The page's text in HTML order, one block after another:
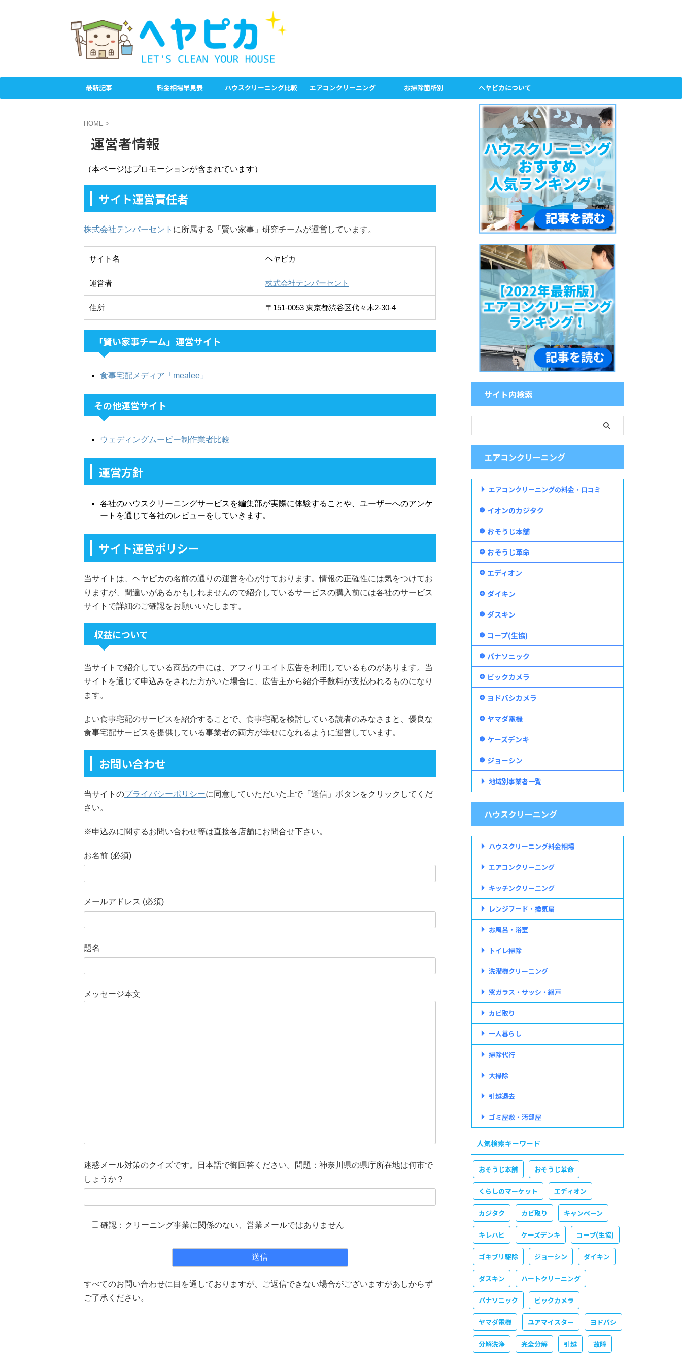
最新記事 料金相場早見表 ハウスクリーニング比較 エアコンクリーニング お掃除箇所別 ヘヤピカについて
HOME >
運営者情報
（本ページはプロモーションが含まれています）
サイト運営責任者
株式会社テンパーセント に所属する「賢い家事」研究チームが運営しています。
サイト名 ヘヤピカ
運営者 株式会社テンパーセント
住所 〒151-0053 東京都渋谷区代々木2-30-4
「賢い家事チーム」運営サイト
食事宅配メディア「mealee」
その他運営サイト
ウェディングムービー制作業者比較
運営方針
各社のハウスクリーニングサービスを編集部が実際に体験することや、ユーザーへのアンケ
ートを通じて各社のレビューをしていきます。
サイト運営ポリシー
当サイトは、ヘヤピカの名前の通りの運営を心がけております。情報の正確性には気をつけてお
りますが、間違いがあるかもしれませんので紹介しているサービスの購入前には各社のサービス
サイトで詳細のご確認をお願いいたします。
収益について
当サイトで紹介している商品の中には、アフィリエイト広告を利用しているものがあります。当
サイトを通じて申込みをされた方がいた場合に、広告主から紹介手数料が支払われるものになり
ます。
よい食事宅配のサービスを紹介することで、食事宅配を検討している読者のみなさまと、優良な
食事宅配サービスを提供している事業者の両方が幸せになれるように運営しています。
お問い合わせ
当サイトのプライバシーポリシーに同意していただいた上で「送信」ボタンをクリックしてくだ
さい。
※申込みに関するお問い合わせ等は直接各店舗にお問合せ下さい。
お名前 (必須)
メールアドレス (必須)
題名
メッセージ本文
迷惑メール対策のクイズです。日本語で御回答ください。問題：神奈川県の県庁所在地は何市で
しょうか？
確認：クリーニング事業に関係のない、営業メールではありません
すべてのお問い合わせに目を通しておりますが、ご返信できない場合がございますがあしからず
ご了承ください。
サイト内検索
エアコンクリーニング
エアコンクリーニングの料金・口コミ
イオンのカジタク
おそうじ本舗
おそうじ革命
エディオン
ダイキン
ダスキン
コープ(生協)
パナソニック
ビックカメラ
ヨドバシカメラ
ヤマダ電機
ケーズデンキ
ジョーシン
地域別事業者一覧
ハウスクリーニング
ハウスクリーニング料金相場
エアコンクリーニング
キッチンクリーニング
レンジフード・換気扇
お風呂・浴室
トイレ掃除
洗濯機クリーニング
窓ガラス・サッシ・網戸
カビ取り
一人暮らし
掃除代行
大掃除
引越退去
ゴミ屋敷・汚部屋
人気検索キーワード
おそうじ本舗 おそうじ革命
くらしのマーケット エディオン
カジタク カビ取り キャンペーン
キレハピ ケーズデンキ コープ(生協)
ゴキブリ駆除 ジョーシン ダイキン
ダスキン ハートクリーニング
パナソニック ビックカメラ
ヤマダ電機 ユアマイスター ヨドバシ
分解洗浄 完全分解 引越 故障